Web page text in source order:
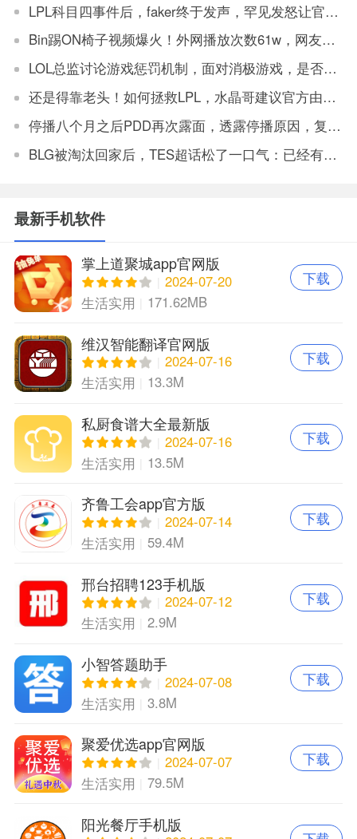
LPL科目四事件后，faker终于发声，罕见发怒让官方解决
Bin踢ON椅子视频爆火！外网播放次数61w，网友：坏事传千里
LOL总监讨论游戏惩罚机制，面对消极游戏，是否要永久封机器？
还是得靠老头！如何拯救LPL，水晶哥建议官方由观众投票让老头复出打比赛
停播八个月之后PDD再次露面，透露停播原因，复播将不会在斗鱼
BLG被淘汰回家后，TES超话松了一口气：已经有垫底得了
最新手机软件
掌上道聚城app官网版
2024-07-20
生活实用
171.62MB
下载
维汉智能翻译官网版
2024-07-16
生活实用
13.3M
下载
私厨食谱大全最新版
2024-07-16
生活实用
13.5M
下载
齐鲁工会app官方版
2024-07-14
生活实用
59.4M
下载
邢台招聘123手机版
2024-07-12
生活实用
2.9M
下载
小智答题助手
2024-07-08
生活实用
3.8M
下载
聚爱优选app官网版
2024-07-07
生活实用
79.5M
下载
阳光餐厅手机版